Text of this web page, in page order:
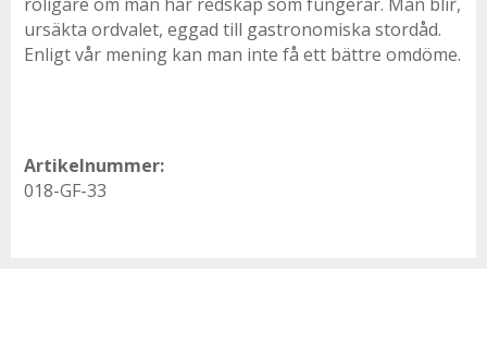
ursäkta ordvalet, eggad till gastronomiska stordåd.
Enligt vår mening kan man inte få ett bättre omdöme.
Artikelnummer:
018-GF-33